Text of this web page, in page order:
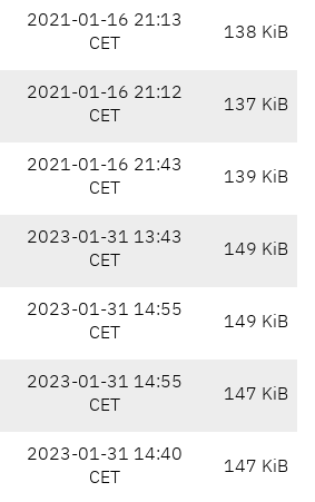
2021-01-16 21:13
CET
138 KiB
2021-01-16 21:12
CET
137 KiB
2021-01-16 21:43
CET
139 KiB
2023-01-31 13:43
CET
149 KiB
2023-01-31 14:55
CET
149 KiB
2023-01-31 14:55
CET
147 KiB
2023-01-31 14:40
CET
147 KiB